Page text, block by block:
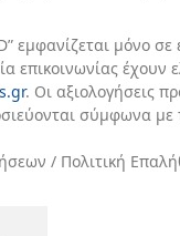
εμφανίζεται μόνο σε
επικοινωνίας έχουν
. Οι αξιολογήσεις
σύμφωνα με
/ Πολιτική